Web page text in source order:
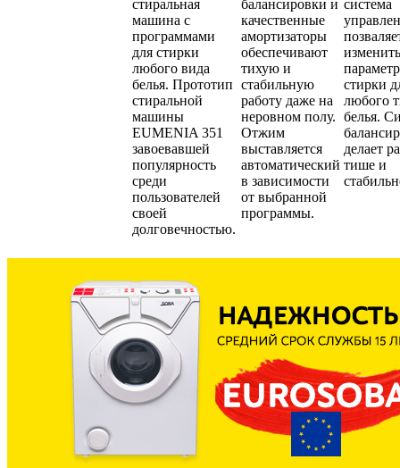
стиральная
машина с
программами
для стирки
любого вида
белья. Прототип
стиральной
машины
EUMENIA 351
завоевавшей
популярность
среди
пользователей
своей
долговечностью.
балансировки и
качественные
амортизаторы
обеспечивают
тихую и
стабильную
работу даже на
неровном полу.
Отжим
выставляется
автоматический
в зависимости
от выбранной
программы.
система
стирки
любого
белья.
делает
тише и